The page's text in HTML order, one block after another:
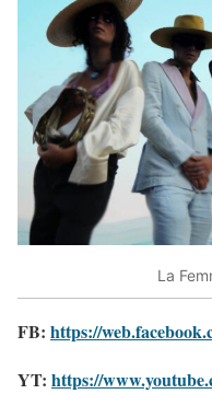
La
FB: https://
YT: https://